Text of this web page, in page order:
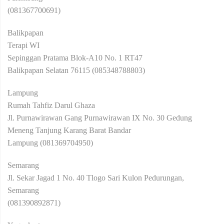
(081367700691)
Balikpapan
Terapi WI
Sepinggan Pratama Blok-A10 No. 1 RT47
Balikpapan Selatan 76115 (085348788803)
Lampung
Rumah Tahfiz Darul Ghaza
Jl. Purnawirawan Gang Purnawirawan IX No. 30 Gedung
Meneng Tanjung Karang Barat Bandar
Lampung (081369704950)
Semarang
Jl. Sekar Jagad 1 No. 40 Tlogo Sari Kulon Pedurungan,
Semarang
(081390892871)